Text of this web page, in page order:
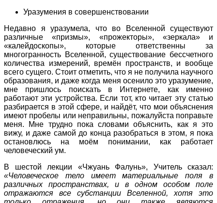
Уразумения в совершенствовании
Недавно я уразумела, что во Вселенной существуют
различные «призмы», «прожекторы», «зеркала» и
«калейдоскопы», которые ответственны за
многогранность Вселенной, существование бессчетного
количества измерений, времён пространств, и вообще
всего сущего. Стоит отметить, что я не получила научного
образования, и даже когда меня осенило это уразумение,
мне пришлось поискать в Интернете, как именно
работают эти устройства. Если тот, кто читает эту статью
разбирается в этой сфере, и найдёт, что мои объяснения
имеют пробелы или неправильны, пожалуйста поправьте
меня. Мне трудно пока словами объяснить, как я это
вижу, и даже самой до конца разобраться в этом, я пока
остановлюсь на моём понимании, как работает
человеческий ум.
В шестой лекции «Чжуань Фалунь», Учитель сказал:
«Человеческое тело имеет материальные поля в
различных пространствах, и в одном особом поле
отражаются все субстанции Вселенной, хотя это